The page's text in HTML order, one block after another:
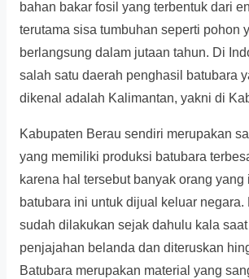
bahan bakar fosil yang terbentuk dari
terutama sisa tumbuhan seperti pohon
berlangsung dalam jutaan tahun. Di
salah satu daerah penghasil batubara
dikenal adalah Kalimantan, yakni di
Kabupaten Berau sendiri merupakan
yang memiliki produksi batubara
karena hal tersebut banyak orang
batubara ini untuk dijual keluar
sudah dilakukan sejak dahulu kala
penjajahan belanda dan diteruskan
Batubara merupakan material yang